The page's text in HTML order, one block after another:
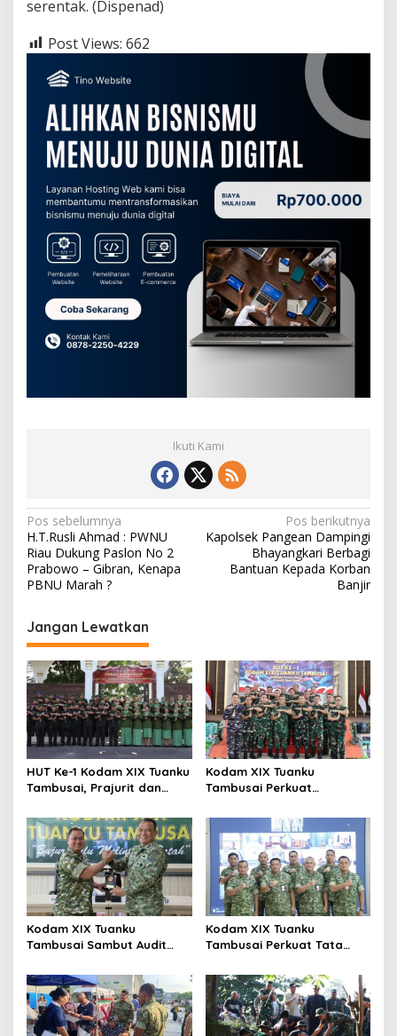
serentak. (Dispenad)
Post Views: 662
Ikuti Kami
N
a
v
g
a
s
i
p
o
s
Pos sebelumnya
H.T.Rusli Ahmad : PWNU
Riau Dukung Paslon No 2
Prabowo – Gibran, Kenapa
PBNU Marah ?
Pos berikutnya
Kapolsek Pangean Dampingi
Bhayangkari Berbagi
Bantuan Kepada Korban
Banjir
Jangan Lewatkan
HUT Ke-1 Kodam XIX Tuanku
Tambusai, Prajurit dan
Penghormatan di TMP
Kusuma Dharma
Kodam XIX Tuanku
Tambusai Perkuat
Donor Darah HUT Ke-1
Kodam XIX Tuanku
Tambusai Sambut Audit
Tegaskan Akurasi Data Jadi
Kunci
Kodam XIX Tuanku
Tambusai Perkuat Tata
Satgas BMN Resmi Mulai
Penatausahaan Sesi II TA
2026